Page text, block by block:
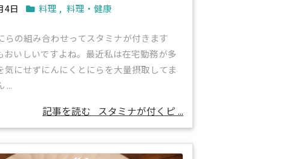
4日 料理 , 料理・健康
らの組み合わせってスタミナが付きます
おいしいですよね。最近私は在宅勤務が多
気にせずにんにくとにらを大量摂取してま
...
記事を読む スタミナが付くピ ...